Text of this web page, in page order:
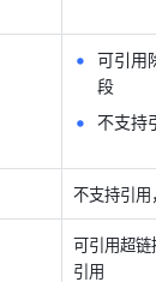
可引用
段
不支持
不支持引用
可引用超链
引用